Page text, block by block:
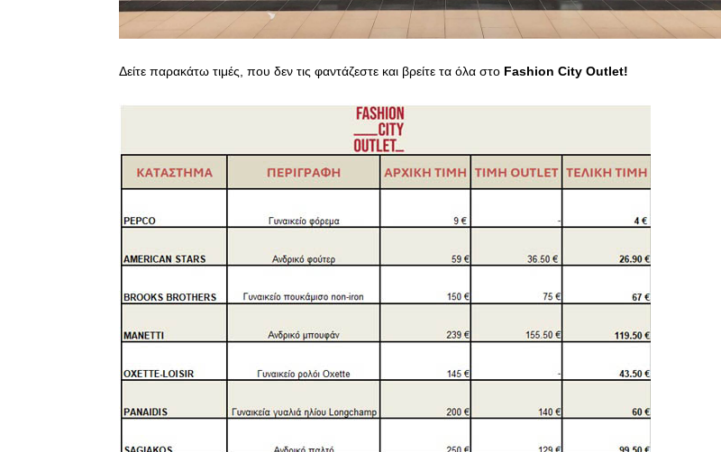
Δείτε παρακάτω τιμές, που δεν τις φαντάζεστε και βρείτε τα όλα στο Fashion City Outlet!